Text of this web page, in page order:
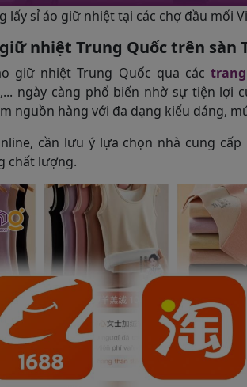
lấy sỉ áo giữ nhiệt tại các chợ đầu mối
nhiệt Trung Quốc trên sàn
giữ nhiệt Trung Quốc qua các
ngày càng phổ biến nhờ sự tiện
nguồn hàng với đa dạng kiểu dáng,
cần lưu ý lựa chọn nhà cung
chất lượng.